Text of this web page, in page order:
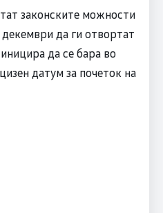
законските можности
да ги отвортат
да се бара во
датум за почеток на